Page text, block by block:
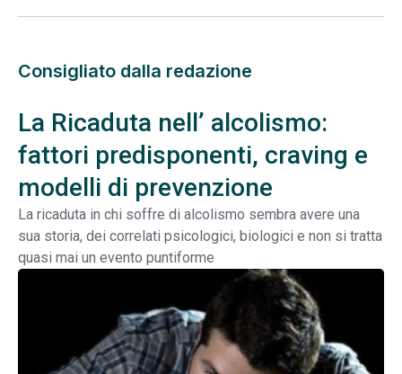
Consigliato dalla redazione
La Ricaduta nell’ alcolismo:
fattori predisponenti, craving e
modelli di prevenzione
La ricaduta in chi soffre di alcolismo sembra avere una
sua storia, dei correlati psicologici, biologici e non si tratta
quasi mai un evento puntiforme